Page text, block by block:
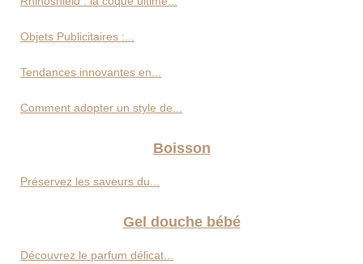
Objets Publicitaires :...
Tendances innovantes en...
Comment adopter un style de...
Boisson
Préservez les saveurs du...
Gel douche bébé
Découvrez le parfum délicat...